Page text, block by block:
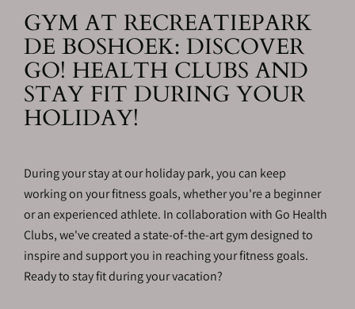
GYM AT RECREATIEPARK
DE BOSHOEK: DISCOVER
GO! HEALTH CLUBS AND
STAY FIT DURING YOUR
HOLIDAY!
During your stay at our holiday park, you can keep
working on your fitness goals, whether you're a beginner
or an experienced athlete. In collaboration with Go Health
Clubs, we've created a state-of-the-art gym designed to
inspire and support you in reaching your fitness goals.
Ready to stay fit during your vacation?